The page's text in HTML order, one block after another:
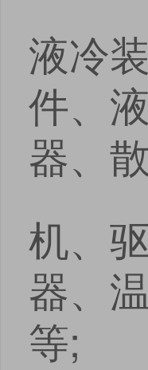
液冷
件、
器、
机、
器、
等;